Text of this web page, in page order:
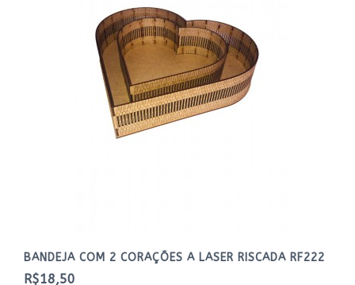
BANDEJA COM 2 CORAÇÕES A LASER RISCADA RF222
R$18,50